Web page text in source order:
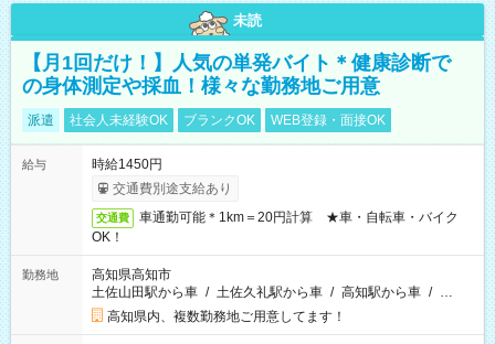
未読
【月1回だけ！】人気の単発バイト＊健康診断で
の身体測定や採血！様々な勤務地ご用意
派遣 社会人未経験OK ブランクOK WEB登録・面接OK
給与
時給1450円
交通費別途支給あり
交通費
車通勤可能＊1km＝20円計算 ★車・自転車・バイク
OK！
勤務地
高知県高知市
土佐山田駅から車 / 土佐久礼駅から車 / 高知駅から車 / …
高知県内、複数勤務地ご用意してます！